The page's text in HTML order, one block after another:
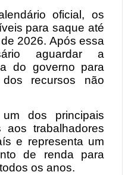
oficial, os
para saque até
2026. Após essa
aguardar a
do governo para
recursos não
dos principais
aos trabalhadores
e representa um
de renda para
os anos.